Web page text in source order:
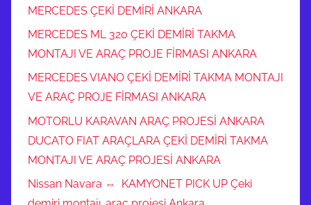
MERCEDES ÇEKİ DEMİRİ ANKARA
MERCEDES ML 320 ÇEKİ DEMİRİ TAKMA
MONTAJI VE ARAÇ PROJE FİRMASI ANKARA
MERCEDES VIANO ÇEKİ DEMİRİ TAKMA MONTAJI
VE ARAÇ PROJE FİRMASI ANKARA
MOTORLU KARAVAN ARAÇ PROJESİ ANKARA
DUCATO FIAT ARAÇLARA ÇEKİ DEMİRİ TAKMA
MONTAJI VE ARAÇ PROJESİ ANKARA
Nissan Navara ⇔ KAMYONET PICK UP Çeki